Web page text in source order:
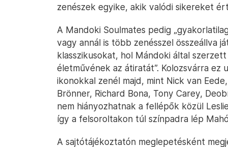
zenészek egyike, akik valódi sikereket
A Mandoki Soulmates pedig
vagy annál is több zenésszel összeállva
klasszikusokat, hol Mándoki által
életművének az átiratát”. Kolozsvárra ez
ikonokkal zenél majd, mint Nick van
Brönner, Richard Bona, Tony Carey,
nem hiányozhatnak a fellépők közül
így a felsoroltakon túl színpadra lép
A sajtótájékoztatón meglepetésként